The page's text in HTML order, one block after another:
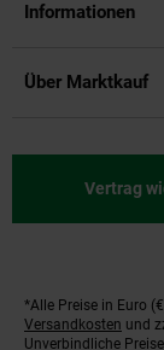
Informationen
Über Marktkauf
Vertrag
Fußnoten
*Alle Preise in Euro
Versandkosten und
Unverbindliche